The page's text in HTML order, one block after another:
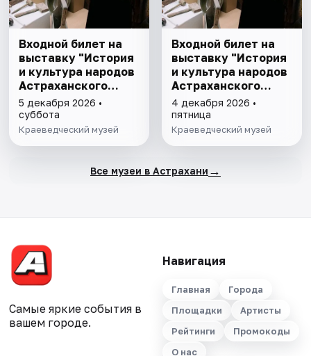
Входной билет на
выставку "История
и культура народов
Астраханского
края"
5 декабря 2026 •
суббота
Краеведческий музей
Входной билет на
выставку "История
и культура народов
Астраханского
края"
4 декабря 2026 •
пятница
Краеведческий музей
Все музеи в Астрахани →
Самые яркие события в
вашем городе.
Навигация
Главная
Города
Площадки
Артисты
Рейтинги
Промокоды
О нас